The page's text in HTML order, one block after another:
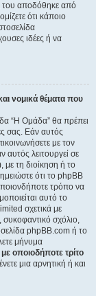
του αποδόθηκε από
ότι κάποιο
ιδέες ή να
νομικά θέματα που
“Η Ομάδα” θα πρέπει
σας. Εάν αυτός
με τον
αυτός λειτουργεί σε
τη διοίκηση ή το
ότι το phpBB
τρόπο να
αυτό το
σχετικά με
σχόλιο,
phpBB.com ή το
μήνυμα
με οποιοδήποτε τρίτο
μια αρνητική ή και